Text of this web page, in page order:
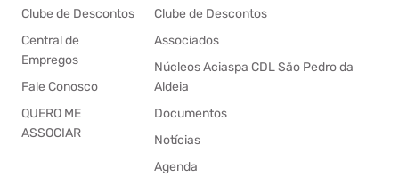
Clube de Descontos
Central de
Empregos
Fale Conosco
QUERO ME
ASSOCIAR
Clube de Descontos
Associados
Núcleos Aciaspa CDL São Pedro da
Aldeia
Documentos
Notícias
Agenda